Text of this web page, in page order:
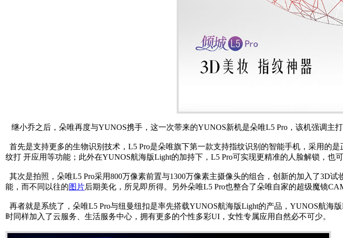
继小乔之后，朵唯再度与YUNOS携手，这一次带来的YUNOS新机是朵唯L5 Pro，该机强调主
首先是支持更多的生物识别技术，L5 Pro是朵唯旗下第一款支持指纹识别的智能手机，采用的
纹打 开应用等功能；此外在YUNOS航海版Light的加持下，L5 Pro可实现更精准的人脸解锁，也可
其次是拍照，朵唯L5 Pro采用800万像素前置与1300万像素主摄像头的组合，创新的加入了3D
能，而不同以往的图片后期美化，所见即所得。另外朵唯L5 Pro也整合了朵唯自家的超级魔镜
再者就是系统了，朵唯L5 Pro与纽曼纽扣是率先搭载YUNOS航海版Light的产品，YUNOS航
时同样加入了云服务、生活服务中心，拥有更多的个性多彩UI，女性专属应用自然必不可少。